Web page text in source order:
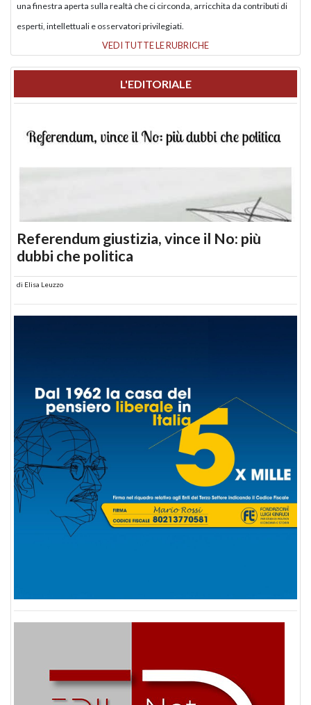
una finestra aperta sulla realtà che ci circonda, arricchita da contributi di
esperti, intellettuali e osservatori privilegiati.
VEDI TUTTE LE RUBRICHE
L'EDITORIALE
Referendum giustizia, vince il No: più
dubbi che politica
di Elisa Leuzzo